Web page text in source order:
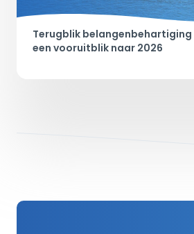
Terugblik belangenbehartiging
een vooruitblik naar 2026